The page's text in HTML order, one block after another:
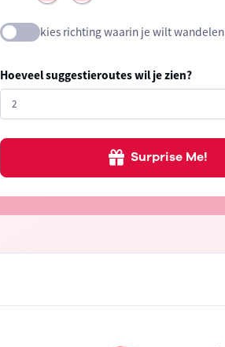
kies richting waarin je wilt wandelen
Hoeveel suggestieroutes wil je zien?
Surprise Me!